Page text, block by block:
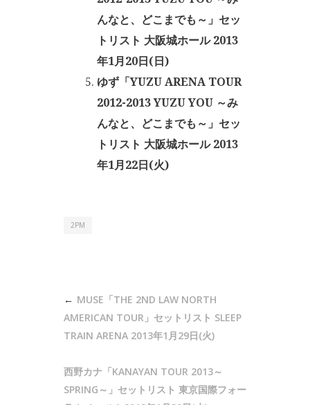
んなと、どこまでも～」セッ
トリスト 大阪城ホール 2013
年1月20日(日)
ゆず「YUZU ARENA TOUR
2012-2013 YUZU YOU ～み
んなと、どこまでも～」セッ
トリスト 大阪城ホール 2013
年1月22日(火)
2PM
MUSE「THE 2ND LAW NORTH
AMERICAN TOUR」セットリスト SLEEP
TRAIN ARENA 2013年1月29日(火)
西野カナ「KANAYAN TOUR 2013～
SPRING～」セットリスト 東京国際フォー